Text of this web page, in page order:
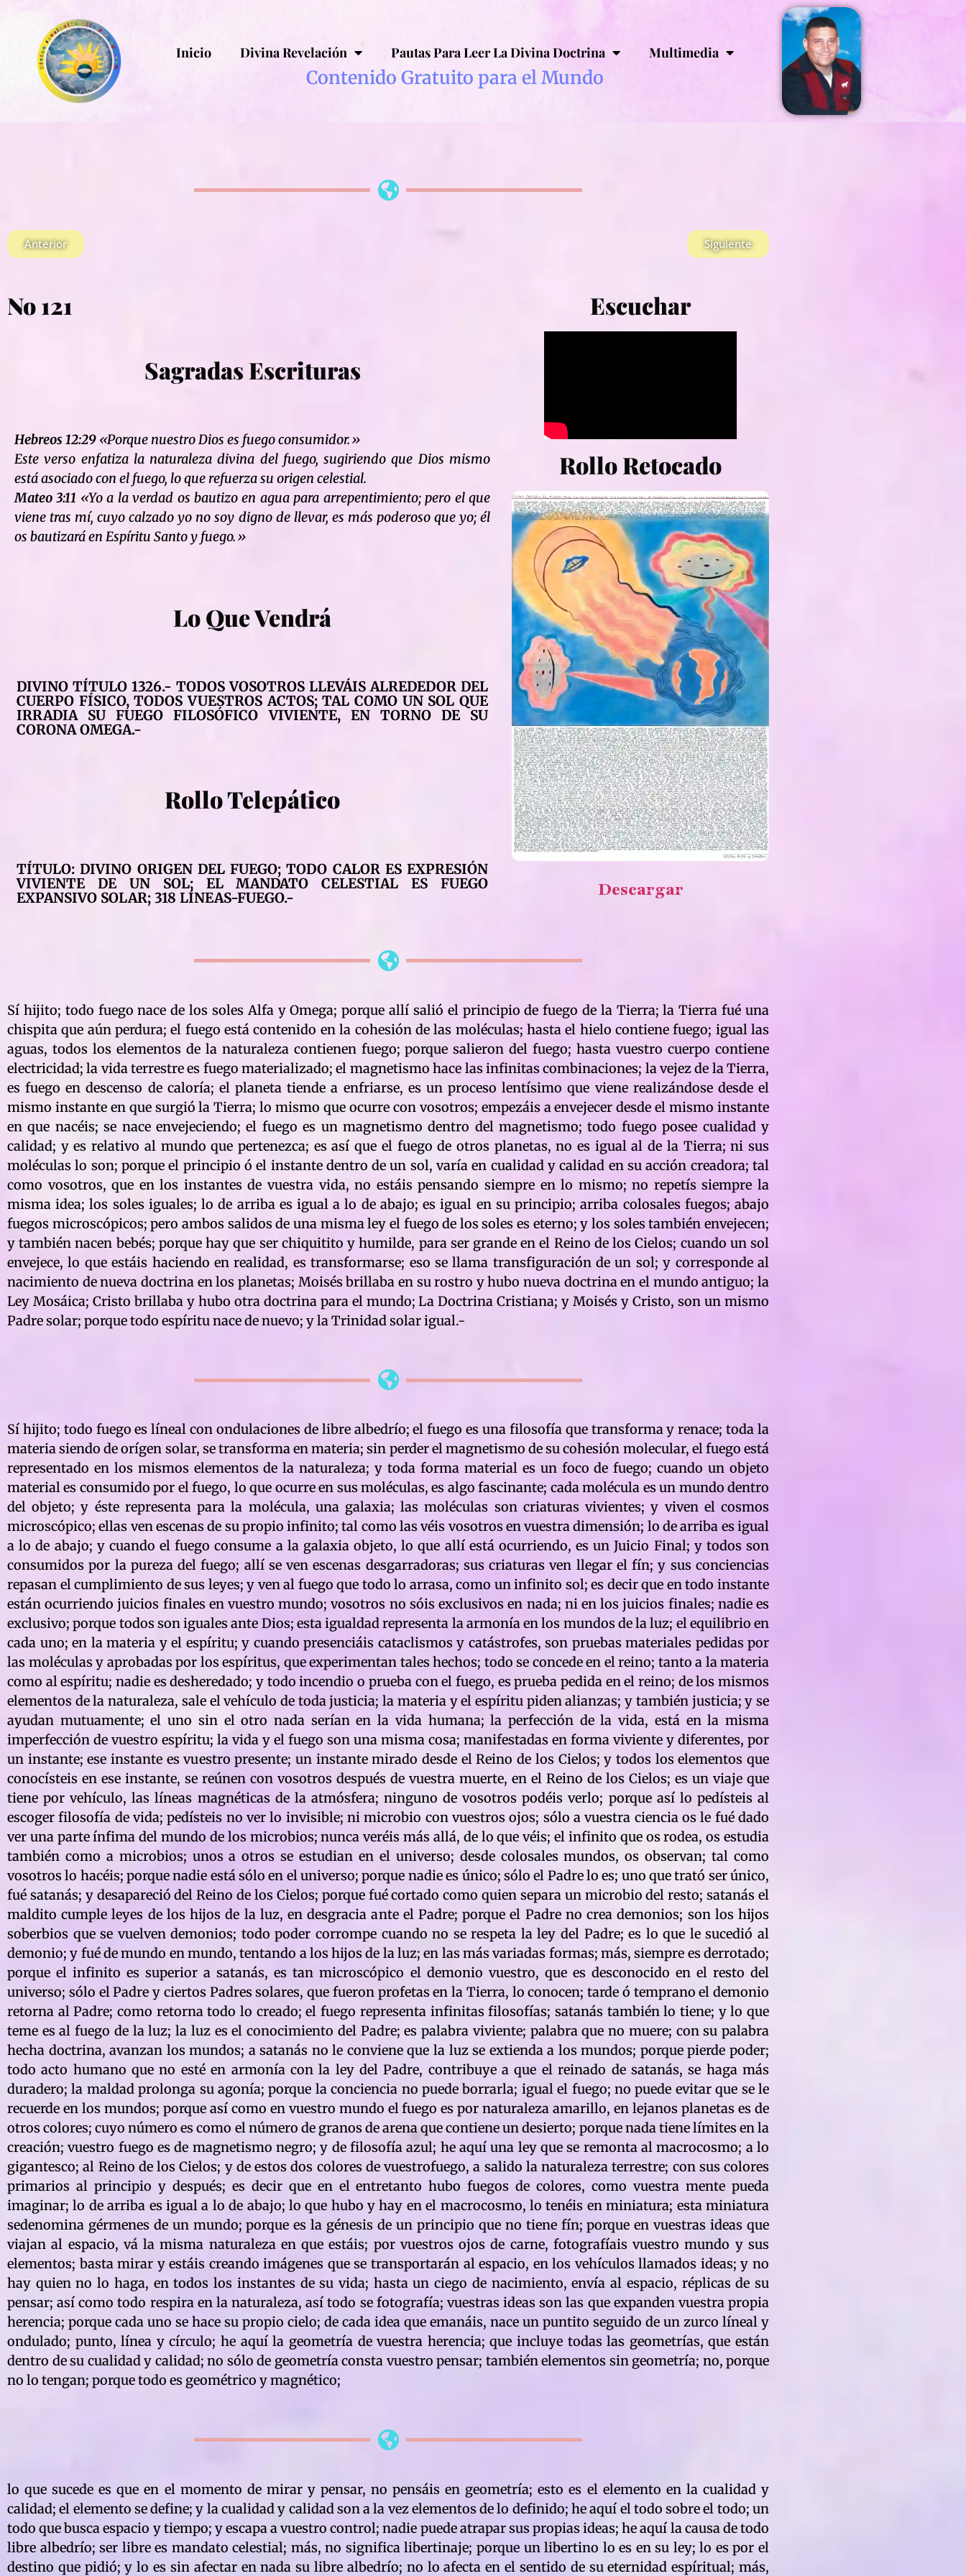
Inicio Divina Revelación Pautas Para Leer La Divina Doctrina Multimedia
Contenido Gratuito para el Mundo
Anterior Siguiente
No 121
Sagradas Escrituras
Hebreos 12:29 «Porque nuestro Dios es fuego consumidor.»
Este verso enfatiza la naturaleza divina del fuego, sugiriendo que Dios mismo
está asociado con el fuego, lo que refuerza su origen celestial.
Mateo 3:11 «Yo a la verdad os bautizo en agua para arrepentimiento; pero el que
viene tras mí, cuyo calzado yo no soy digno de llevar, es más poderoso que yo; él
os bautizará en Espíritu Santo y fuego.»
Lo Que Vendrá
DIVINO TÍTULO 1326.- TODOS VOSOTROS LLEVÁIS ALREDEDOR DEL
CUERPO FÍSICO, TODOS VUESTROS ACTOS; TAL COMO UN SOL QUE
IRRADIA SU FUEGO FILOSÓFICO VIVIENTE, EN TORNO DE SU
CORONA OMEGA.-
Rollo Telepático
TÍTULO: DIVINO ORIGEN DEL FUEGO; TODO CALOR ES EXPRESIÓN
VIVIENTE DE UN SOL; EL MANDATO CELESTIAL ES FUEGO
EXPANSIVO SOLAR; 318 LÍNEAS-FUEGO.-
Escuchar
Rollo Retocado
Descargar
Sí hijito; todo fuego nace de los soles Alfa y Omega; porque allí salió el principio de fuego de la Tierra; la Tierra fué una
chispita que aún perdura; el fuego está contenido en la cohesión de las moléculas; hasta el hielo contiene fuego; igual las
aguas, todos los elementos de la naturaleza contienen fuego; porque salieron del fuego; hasta vuestro cuerpo contiene
electricidad; la vida terrestre es fuego materializado; el magnetismo hace las infinitas combinaciones; la vejez de la Tierra,
es fuego en descenso de caloría; el planeta tiende a enfriarse, es un proceso lentísimo que viene realizándose desde el
mismo instante en que surgió la Tierra; lo mismo que ocurre con vosotros; empezáis a envejecer desde el mismo instante
en que nacéis; se nace envejeciendo; el fuego es un magnetismo dentro del magnetismo; todo fuego posee cualidad y
calidad; y es relativo al mundo que pertenezca; es así que el fuego de otros planetas, no es igual al de la Tierra; ni sus
moléculas lo son; porque el principio ó el instante dentro de un sol, varía en cualidad y calidad en su acción creadora; tal
como vosotros, que en los instantes de vuestra vida, no estáis pensando siempre en lo mismo; no repetís siempre la
misma idea; los soles iguales; lo de arriba es igual a lo de abajo; es igual en su principio; arriba colosales fuegos; abajo
fuegos microscópicos; pero ambos salidos de una misma ley el fuego de los soles es eterno; y los soles también envejecen;
y también nacen bebés; porque hay que ser chiquitito y humilde, para ser grande en el Reino de los Cielos; cuando un sol
envejece, lo que estáis haciendo en realidad, es transformarse; eso se llama transfiguración de un sol; y corresponde al
nacimiento de nueva doctrina en los planetas; Moisés brillaba en su rostro y hubo nueva doctrina en el mundo antiguo; la
Ley Mosáica; Cristo brillaba y hubo otra doctrina para el mundo; La Doctrina Cristiana; y Moisés y Cristo, son un mismo
Padre solar; porque todo espíritu nace de nuevo; y la Trinidad solar igual.-
Sí hijito; todo fuego es líneal con ondulaciones de libre albedrío; el fuego es una filosofía que transforma y renace; toda la
materia siendo de orígen solar, se transforma en materia; sin perder el magnetismo de su cohesión molecular, el fuego está
representado en los mismos elementos de la naturaleza; y toda forma material es un foco de fuego; cuando un objeto
material es consumido por el fuego, lo que ocurre en sus moléculas, es algo fascinante; cada molécula es un mundo dentro
del objeto; y éste representa para la molécula, una galaxia; las moléculas son criaturas vivientes; y viven el cosmos
microscópico; ellas ven escenas de su propio infinito; tal como las véis vosotros en vuestra dimensión; lo de arriba es igual
a lo de abajo; y cuando el fuego consume a la galaxia objeto, lo que allí está ocurriendo, es un Juicio Final; y todos son
consumidos por la pureza del fuego; allí se ven escenas desgarradoras; sus criaturas ven llegar el fín; y sus conciencias
repasan el cumplimiento de sus leyes; y ven al fuego que todo lo arrasa, como un infinito sol; es decir que en todo instante
están ocurriendo juicios finales en vuestro mundo; vosotros no sóis exclusivos en nada; ni en los juicios finales; nadie es
exclusivo; porque todos son iguales ante Dios; esta igualdad representa la armonía en los mundos de la luz; el equilibrio en
cada uno; en la materia y el espíritu; y cuando presenciáis cataclismos y catástrofes, son pruebas materiales pedidas por
las moléculas y aprobadas por los espíritus, que experimentan tales hechos; todo se concede en el reino; tanto a la materia
como al espíritu; nadie es desheredado; y todo incendio o prueba con el fuego, es prueba pedida en el reino; de los mismos
elementos de la naturaleza, sale el vehículo de toda justicia; la materia y el espíritu piden alianzas; y también justicia; y se
ayudan mutuamente; el uno sin el otro nada serían en la vida humana; la perfección de la vida, está en la misma
imperfección de vuestro espíritu; la vida y el fuego son una misma cosa; manifestadas en forma viviente y diferentes, por
un instante; ese instante es vuestro presente; un instante mirado desde el Reino de los Cielos; y todos los elementos que
conocísteis en ese instante, se reúnen con vosotros después de vuestra muerte, en el Reino de los Cielos; es un viaje que
tiene por vehículo, las líneas magnéticas de la atmósfera; ninguno de vosotros podéis verlo; porque así lo pedísteis al
escoger filosofía de vida; pedísteis no ver lo invisible; ni microbio con vuestros ojos; sólo a vuestra ciencia os le fué dado
ver una parte ínfima del mundo de los microbios; nunca veréis más allá, de lo que véis; el infinito que os rodea, os estudia
también como a microbios; unos a otros se estudian en el universo; desde colosales mundos, os observan; tal como
vosotros lo hacéis; porque nadie está sólo en el universo; porque nadie es único; sólo el Padre lo es; uno que trató ser único,
fué satanás; y desapareció del Reino de los Cielos; porque fué cortado como quien separa un microbio del resto; satanás el
maldito cumple leyes de los hijos de la luz, en desgracia ante el Padre; porque el Padre no crea demonios; son los hijos
soberbios que se vuelven demonios; todo poder corrompe cuando no se respeta la ley del Padre; es lo que le sucedió al
demonio; y fué de mundo en mundo, tentando a los hijos de la luz; en las más variadas formas; más, siempre es derrotado;
porque el infinito es superior a satanás, es tan microscópico el demonio vuestro, que es desconocido en el resto del
universo; sólo el Padre y ciertos Padres solares, que fueron profetas en la Tierra, lo conocen; tarde ó temprano el demonio
retorna al Padre; como retorna todo lo creado; el fuego representa infinitas filosofías; satanás también lo tiene; y lo que
teme es al fuego de la luz; la luz es el conocimiento del Padre; es palabra viviente; palabra que no muere; con su palabra
hecha doctrina, avanzan los mundos; a satanás no le conviene que la luz se extienda a los mundos; porque pierde poder;
todo acto humano que no esté en armonía con la ley del Padre, contribuye a que el reinado de satanás, se haga más
duradero; la maldad prolonga su agonía; porque la conciencia no puede borrarla; igual el fuego; no puede evitar que se le
recuerde en los mundos; porque así como en vuestro mundo el fuego es por naturaleza amarillo, en lejanos planetas es de
otros colores; cuyo número es como el número de granos de arena que contiene un desierto; porque nada tiene límites en la
creación; vuestro fuego es de magnetismo negro; y de filosofía azul; he aquí una ley que se remonta al macrocosmo; a lo
gigantesco; al Reino de los Cielos; y de estos dos colores de vuestrofuego, a salido la naturaleza terrestre; con sus colores
primarios al principio y después; es decir que en el entretanto hubo fuegos de colores, como vuestra mente pueda
imaginar; lo de arriba es igual a lo de abajo; lo que hubo y hay en el macrocosmo, lo tenéis en miniatura; esta miniatura
sedenomina gérmenes de un mundo; porque es la génesis de un principio que no tiene fín; porque en vuestras ideas que
viajan al espacio, vá la misma naturaleza en que estáis; por vuestros ojos de carne, fotografíais vuestro mundo y sus
elementos; basta mirar y estáis creando imágenes que se transportarán al espacio, en los vehículos llamados ideas; y no
hay quien no lo haga, en todos los instantes de su vida; hasta un ciego de nacimiento, envía al espacio, réplicas de su
pensar; así como todo respira en la naturaleza, así todo se fotografía; vuestras ideas son las que expanden vuestra propia
herencia; porque cada uno se hace su propio cielo; de cada idea que emanáis, nace un puntito seguido de un zurco líneal y
ondulado; punto, línea y círculo; he aquí la geometría de vuestra herencia; que incluye todas las geometrías, que están
dentro de su cualidad y calidad; no sólo de geometría consta vuestro pensar; también elementos sin geometría; no, porque
no lo tengan; porque todo es geométrico y magnético;
lo que sucede es que en el momento de mirar y pensar, no pensáis en geometría; esto es el elemento en la cualidad y
calidad; el elemento se define; y la cualidad y calidad son a la vez elementos de lo definido; he aquí el todo sobre el todo; un
todo que busca espacio y tiempo; y escapa a vuestro control; nadie puede atrapar sus propias ideas; he aquí la causa de todo
libre albedrío; ser libre es mandato celestial; más, no significa libertinaje; porque un libertino lo es en su ley; lo es por el
destino que pidió; y lo es sin afectar en nada su libre albedrío; no lo afecta en el sentido de su eternidad espíritual; más,